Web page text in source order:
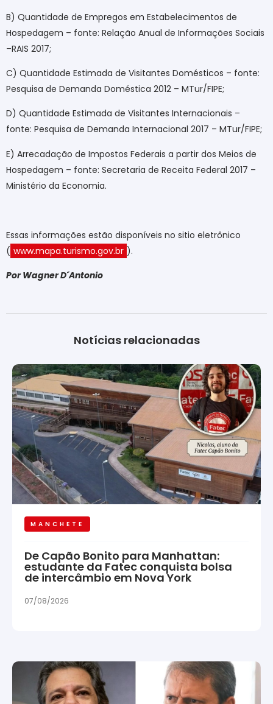
B) Quantidade de Empregos em Estabelecimentos de
Hospedagem – fonte: Relação Anual de Informações Sociais
–RAIS 2017;
C) Quantidade Estimada de Visitantes Domésticos – fonte:
Pesquisa de Demanda Doméstica 2012 – MTur/FIPE;
D) Quantidade Estimada de Visitantes Internacionais –
fonte: Pesquisa de Demanda Internacional 2017 – MTur/FIPE;
E) Arrecadação de Impostos Federais a partir dos Meios de
Hospedagem – fonte: Secretaria de Receita Federal 2017 –
Ministério da Economia.
Essas informações estão disponíveis no sitio eletrônico
( www.mapa.turismo.gov.br ).
Por Wagner D´Antonio
Notícias relacionadas
MANCHETE
De Capão Bonito para Manhattan:
estudante da Fatec conquista bolsa
de intercâmbio em Nova York
07/08/2026